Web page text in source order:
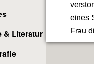
& Literatur
eines
Frau